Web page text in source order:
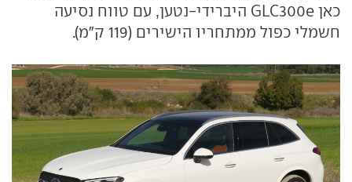
כאן GLC300e היברידי-נטען, עם טווח נסיעה
חשמלי כפול ממתחריו הישירים (119 ק"מ).